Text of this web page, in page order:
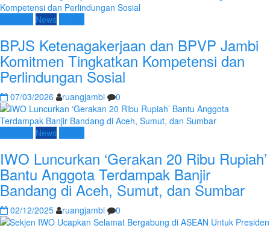
News
BPJS Ketenagakerjaan dan BPVP Jambi
Komitmen Tingkatkan Kompetensi dan
Perlindungan Sosial
07/03/2026 ruangjambi 0
News
IWO Luncurkan ‘Gerakan 20 Ribu Rupiah’
Bantu Anggota Terdampak Banjir
Bandang di Aceh, Sumut, dan Sumbar
02/12/2025 ruangjambi 0